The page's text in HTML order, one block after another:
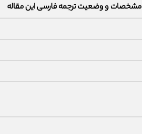
مشخصات و وضعیت ترجمه فارسی این مقاله